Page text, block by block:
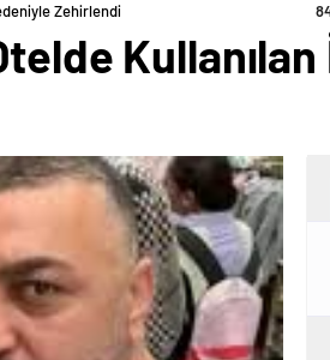
Zehirlendi